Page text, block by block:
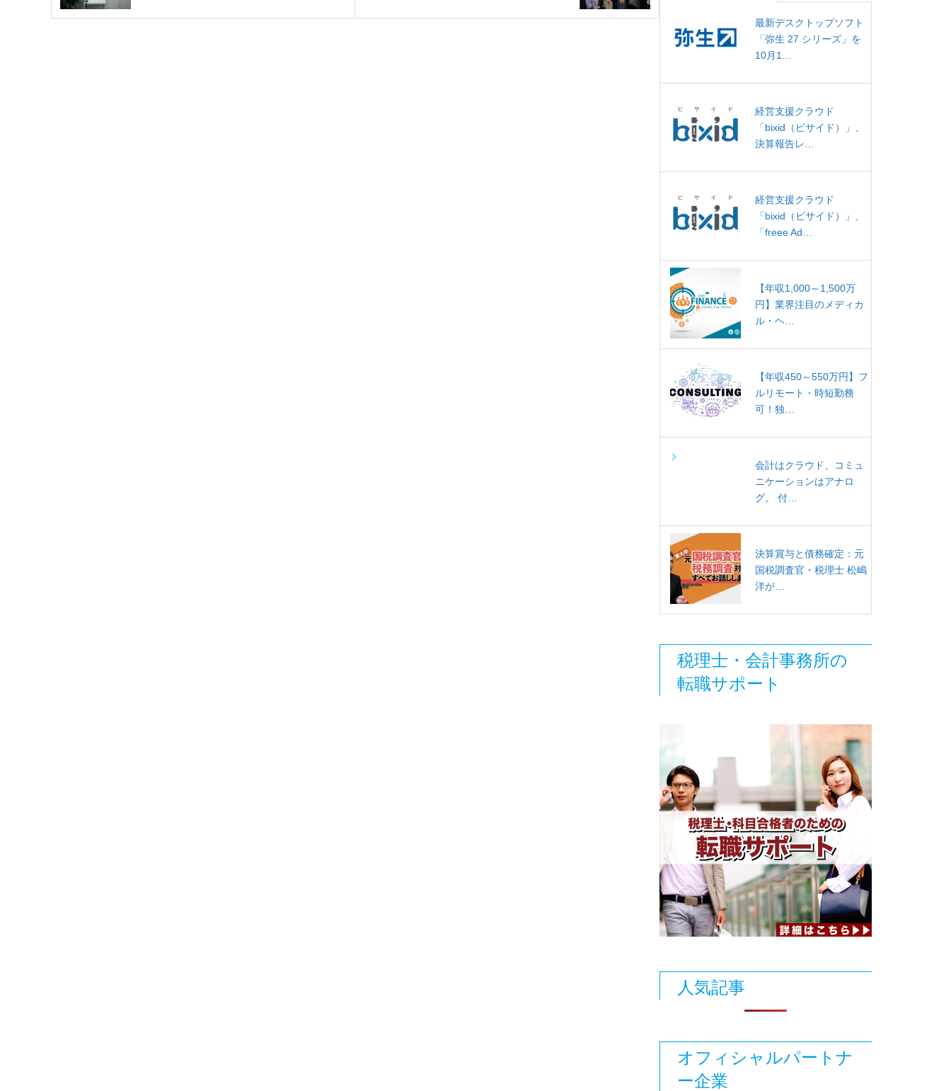
最新デスクトップソフト
「弥生 27 シリーズ」を
10月1…
経営支援クラウド
「bixid（ビサイド）」、
決算報告レ…
経営支援クラウド
「bixid（ビサイド）」、
「freee Ad…
【年収1,000～1,500万
円】業界注目のメディカ
ル・ヘ…
【年収450～550万円】フ
ルリモート・時短勤務
可！独…
会計はクラウド、コミュ
ニケーションはアナロ
グ。 付…
決算賞与と債務確定：元
国税調査官・税理士 松嶋
洋が…
税理士・会計事務所の
転職サポート
人気記事
オフィシャルパートナ
ー企業